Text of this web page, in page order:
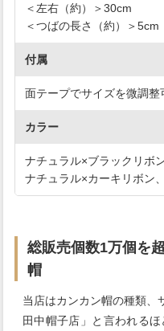
＜左右（約）＞30cm
＜つばの長さ（約）＞5cm
付属
面テープでサイズを微調整
カラー
ナチュラル×ブラックリボ
ナチュラル×カーキリボン
総販売個数1万個を
帽
当店はカンカン帽の種類、
田中帽子店」と言われる